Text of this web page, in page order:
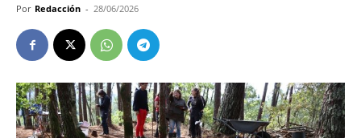
Por Redacción - 28/06/2026